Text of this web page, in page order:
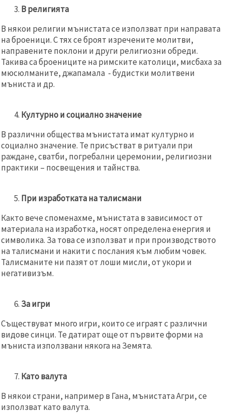
В религията
В някои религии мънистата се използват при направата
на броеници. С тях се броят изречените молитви,
направените поклони и други религиозни обреди.
Такива са броениците на римските католици, мисбаха за
мюсюлманите, джапамала - будистки молитвени
мъниста и др.
Културно и социално значение
В различни общества мънистата имат културно и
социално значение. Те присъстват в ритуали при
раждане, сватби, погребални церемонии, религиозни
практики – посвещения и тайнства.
При изработката на талисмани
Както вече споменахме, мънистата в зависимост от
материала на изработка, носят определена енергия и
символика. За това се използват и при производството
на талисмани и накити с послания към любим човек.
Талисманите ни пазят от лоши мисли, от укори и
негативизъм.
За игри
Съществуват много игри, които се играят с различни
видове синци. Те датират още от първите форми на
мъниста използвани някога на Земята.
Като валута
В някои страни, например в Гана, мънистата Агри, се
използват като валута.